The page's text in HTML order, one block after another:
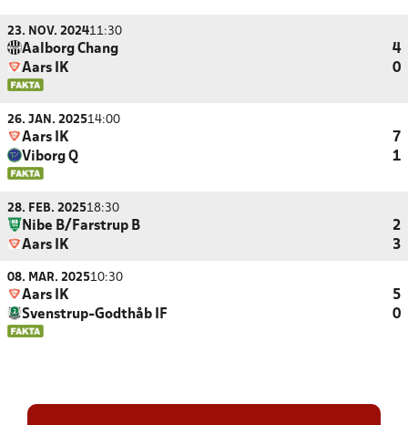
23. NOV. 202411:30
Aalborg Chang
4
Aars IK
0
26. JAN. 202514:00
Aars IK
7
Viborg Q
1
28. FEB. 202518:30
Nibe B/Farstrup B
2
Aars IK
3
08. MAR. 202510:30
Aars IK
5
Svenstrup-Godthåb IF
0